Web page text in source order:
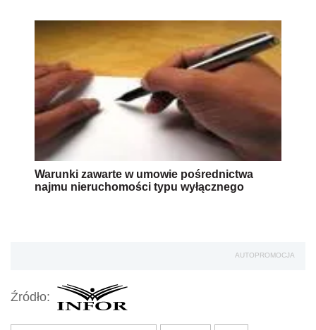
Warunki zawarte w umowie pośrednictwa
najmu nieruchomości typu wyłącznego
AUTOPROMOCJA
Źródło: